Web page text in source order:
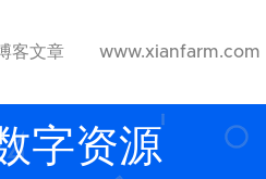
客文章 www.xianfarm.com
字资源